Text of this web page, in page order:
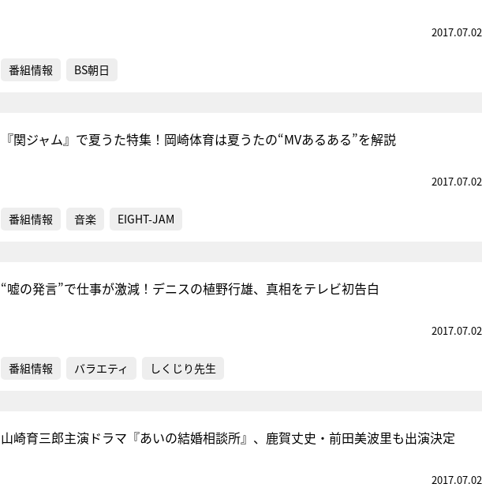
2017.07.02
番組情報 BS朝日
『関ジャム』で夏うた特集！岡崎体育は夏うたの“MVあるある”を解説
2017.07.02
番組情報 音楽 EIGHT-JAM
“嘘の発言”で仕事が激減！デニスの植野行雄、真相をテレビ初告白
2017.07.02
番組情報 バラエティ しくじり先生
山崎育三郎主演ドラマ『あいの結婚相談所』、鹿賀丈史・前田美波里も出演決定
2017.07.02